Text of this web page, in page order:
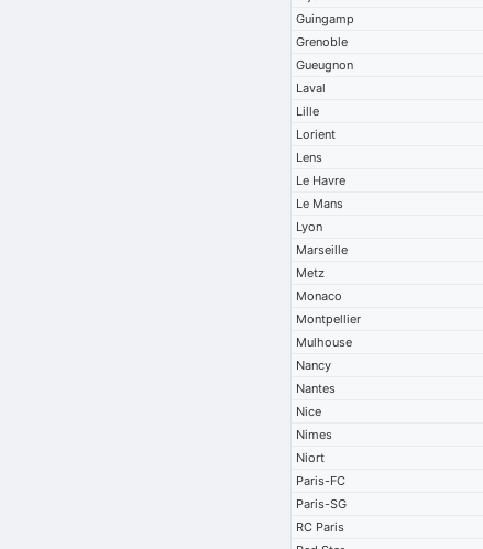
Guingamp
Grenoble
Gueugnon
Laval
Lille
Lorient
Lens
Le Havre
Le Mans
Lyon
Marseille
Metz
Monaco
Montpellier
Mulhouse
Nancy
Nantes
Nice
Nimes
Niort
Paris-FC
Paris-SG
RC Paris